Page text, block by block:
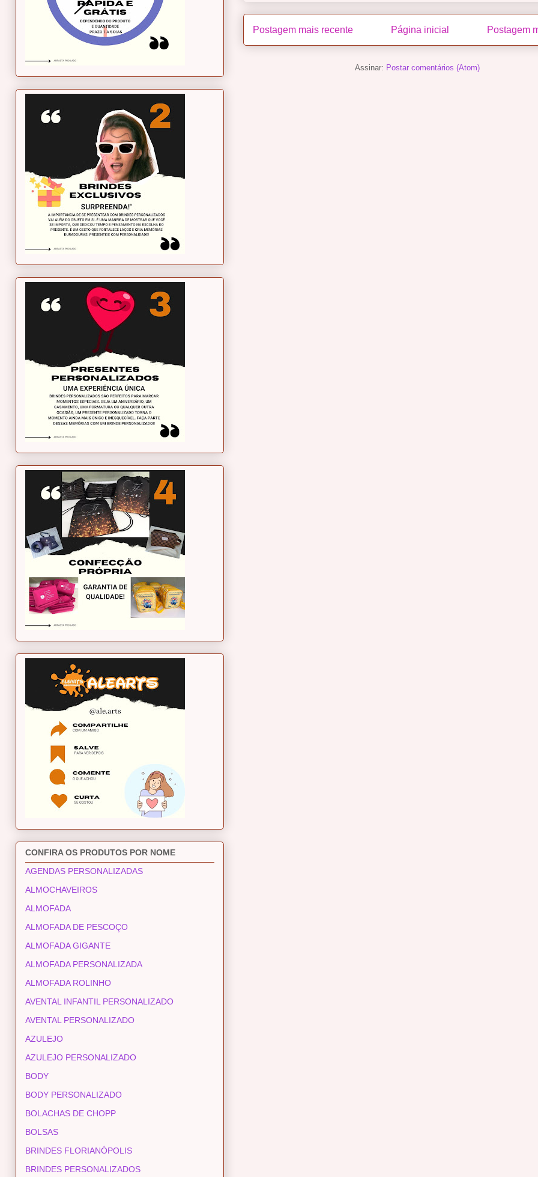
Postagem mais recente Postagem
Página inicial
Assinar: Postar comentários (Atom)
CONFIRA OS PRODUTOS POR NOME
AGENDAS PERSONALIZADAS
ALMOCHAVEIROS
ALMOFADA
ALMOFADA DE PESCOÇO
ALMOFADA GIGANTE
ALMOFADA PERSONALIZADA
ALMOFADA ROLINHO
AVENTAL INFANTIL PERSONALIZADO
AVENTAL PERSONALIZADO
AZULEJO
AZULEJO PERSONALIZADO
BODY
BODY PERSONALIZADO
BOLACHAS DE CHOPP
BOLSAS
BRINDES FLORIANÓPOLIS
BRINDES PERSONALIZADOS